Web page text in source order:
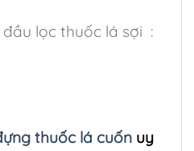
lọc thuốc lá sợi :
thuốc lá cuốnuy